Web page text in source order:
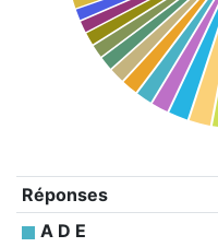
Réponses
A D E